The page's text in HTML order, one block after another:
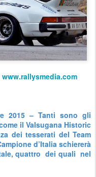
www.rallysmedia.com
2015 – Tanti sono gli
il Valsugana Historic
dei tesserati del Team
d’Italia schiererà
quattro dei quali nel